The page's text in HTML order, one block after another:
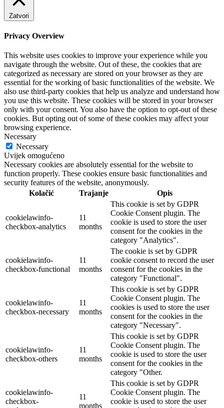
Zatvori
Privacy Overview
This website uses cookies to improve your experience while you
navigate through the website. Out of these, the cookies that are
categorized as necessary are stored on your browser as they are
essential for the working of basic functionalities of the website. We
also use third-party cookies that help us analyze and understand how
you use this website. These cookies will be stored in your browser
only with your consent. You also have the option to opt-out of these
cookies. But opting out of some of these cookies may affect your
browsing experience.
Necessary
Necessary
Uvijek omogućeno
Necessary cookies are absolutely essential for the website to
function properly. These cookies ensure basic functionalities and
security features of the website, anonymously.
Kolačić
Trajanje Opis
cookielawinfo-
checkbox-analytics
11
months
This cookie is set by GDPR
Cookie Consent plugin. The
cookie is used to store the user
consent for the cookies in the
category "Analytics".
cookielawinfo-
checkbox-functional
11
months
The cookie is set by GDPR
cookie consent to record the user
consent for the cookies in the
category "Functional".
cookielawinfo-
checkbox-necessary
11
months
This cookie is set by GDPR
Cookie Consent plugin. The
cookies is used to store the user
consent for the cookies in the
category "Necessary".
cookielawinfo-
checkbox-others
11
months
This cookie is set by GDPR
Cookie Consent plugin. The
cookie is used to store the user
consent for the cookies in the
category "Other.
cookielawinfo-
checkbox-
11
months
This cookie is set by GDPR
Cookie Consent plugin. The
cookie is used to store the user